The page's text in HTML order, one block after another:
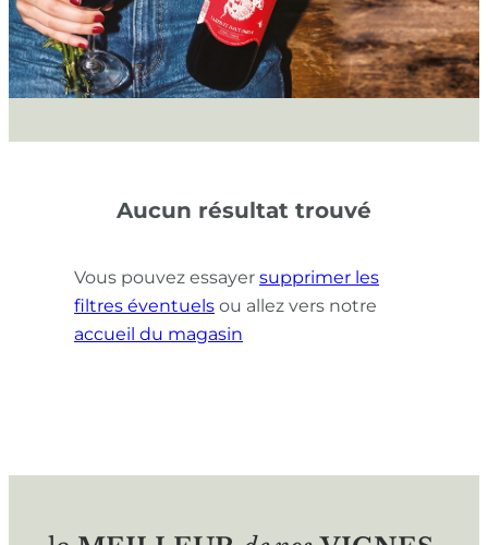
Aucun résultat trouvé
Vous pouvez essayer supprimer les
filtres éventuels ou allez vers notre
accueil du magasin